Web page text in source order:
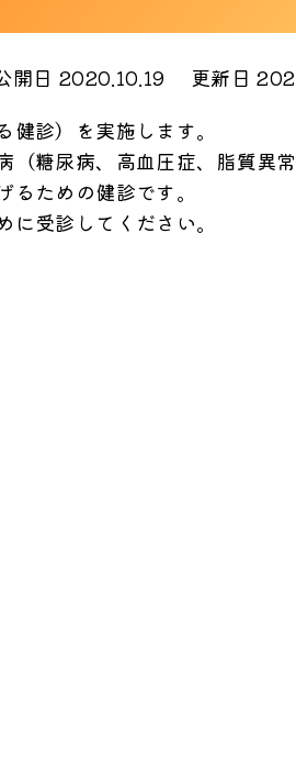
開日 2020.10.19
更新日
診）を実施します。
糖尿病、高血圧症、脂質異常
ための健診です。
受診してください。